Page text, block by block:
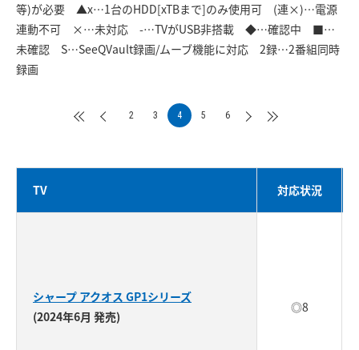
等)が必要 ▲x…1台のHDD[xTBまで]のみ使用可 (連×)…電源
連動不可 ×…未対応 -…TVがUSB非搭載 ◆…確認中 ■…
未確認 S…SeeQVault録画/ムーブ機能に対応 2録…2番組同時
録画
2 3 4 5 6
TV 対応状況
シャープ アクオス GP1シリーズ
(2024年6月 発売)
◎8